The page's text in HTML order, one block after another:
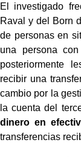
El investigado
Raval y del Born
de personas en
una persona
posteriormente
recibir una
cambio por la
la cuenta del
dinero en
transferencias